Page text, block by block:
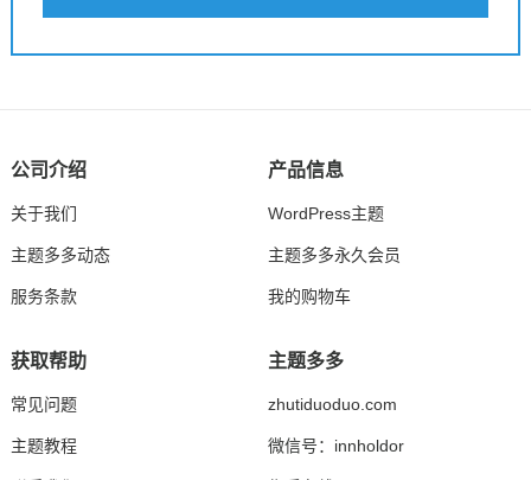
公司介绍
关于我们
主题多多动态
服务条款
产品信息
WordPress主题
主题多多永久会员
我的购物车
获取帮助
常见问题
主题教程
主题多多
zhutiduoduo.com
微信号：innholdor